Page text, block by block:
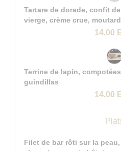
Tartare de dorade, confit
vierge, crème crue,
14,00
Terrine de lapin,
guindillas
14,00
Filet de bar rôti sur la